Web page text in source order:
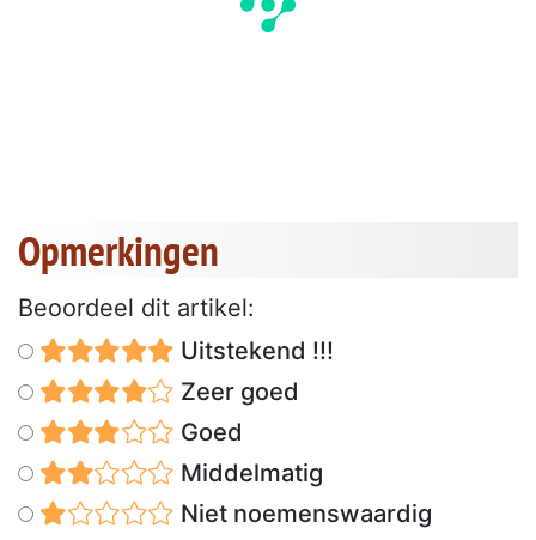
Opmerkingen
Beoordeel dit artikel:
Uitstekend !!!
Zeer goed
Goed
Middelmatig
Niet noemenswaardig